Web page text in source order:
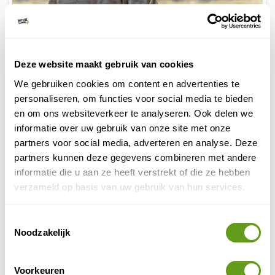
Deze website maakt gebruik van cookies
We gebruiken cookies om content en advertenties te
personaliseren, om functies voor social media te bieden
en om ons websiteverkeer te analyseren. Ook delen we
informatie over uw gebruik van onze site met onze
partners voor social media, adverteren en analyse. Deze
partners kunnen deze gegevens combineren met andere
informatie die u aan ze heeft verstrekt of die ze hebben
verzameld op basis van uw gebruik van hun services.
Noodzakelijk
Voorkeuren
Neushoorn bescherming
2. Rhino Rangers
Het project Rhino Rangers is in het leven geroepen om
stroperij in Namibië tegen te gaan. Met dit project
worden onder andere dezwarte neushoorns in de
regio Kunene beschermd, de enige nog écht wild
vandaag de dag wordt een deel van het team
! Deze vrouwen